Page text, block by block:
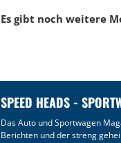
Es gibt noch weitere
SPEED HEADS -
Das Auto und Sportwagen
Berichten und der streng